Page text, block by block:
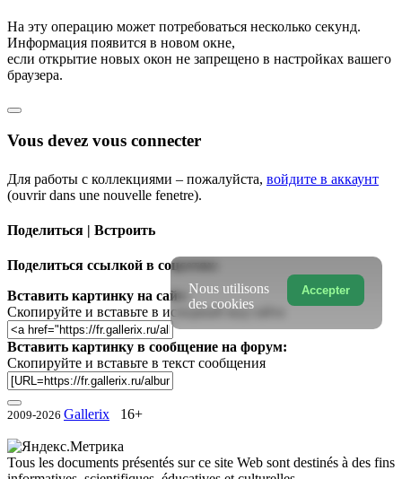
На эту операцию может потребоваться несколько секунд.
Информация появится в новом окне,
если открытие новых окон не запрещено в настройках вашего
браузера.
Vous devez vous connecter
Для работы с коллекциями – пожалуйста, войдите в аккаунт
(ouvrir dans une nouvelle fenetre).
Поделиться | Встроить
Поделиться ссылкой в соцсетях:
Вставить картинку на сайт:
Скопируйте и вставьте в исходный код сайта
Вставить картинку в сообщение на форум:
Скопируйте и вставьте в текст сообщения
2009-2026 Gallerix 16+
Tous les documents présentés sur ce site Web sont destinés à des fins
Accepter
Nous utilisons
des cookies